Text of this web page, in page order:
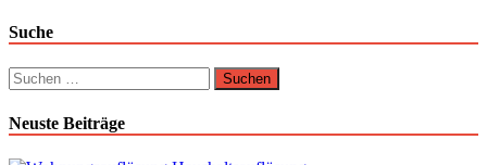
Suche
Suchen
nach:
Neuste Beiträge